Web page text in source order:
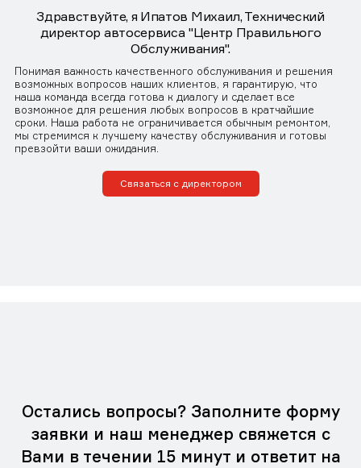
Здравствуйте, я Ипатов Михаил, Технический
директор автосервиса "Центр Правильного
Обслуживания".
Понимая важность качественного обслуживания и решения
возможных вопросов наших клиентов, я гарантирую, что
наша команда всегда готова к диалогу и сделает все
возможное для решения любых вопросов в кратчайшие
сроки. Наша работа не ограничивается обычным ремонтом,
мы стремимся к лучшему качеству обслуживания и готовы
превзойти ваши ожидания.
Связаться с директором
Остались вопросы? Заполните форму
заявки и наш менеджер свяжется с
Вами в течении 15 минут и ответит на